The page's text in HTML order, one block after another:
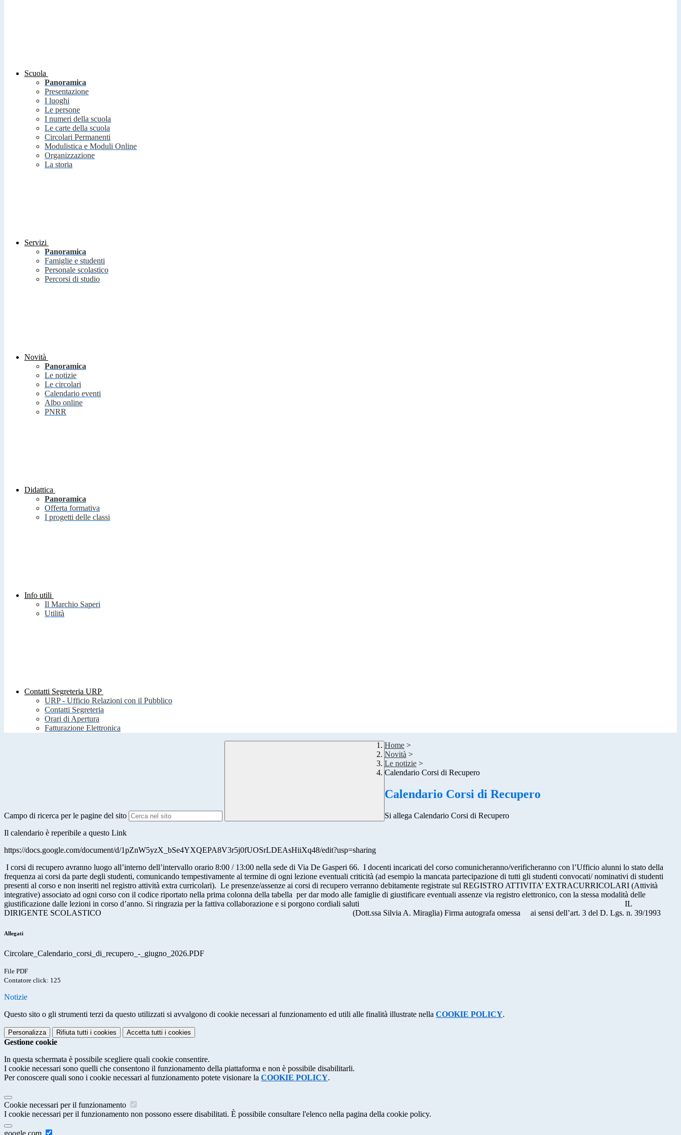
Scuola
Panoramica
Presentazione
I luoghi
Le persone
I numeri della scuola
Le carte della scuola
Circolari Permanenti
Modulistica e Moduli Online
Organizzazione
La storia
Servizi
Panoramica
Famiglie e studenti
Personale scolastico
Percorsi di studio
Novità
Panoramica
Le notizie
Le circolari
Calendario eventi
Albo online
PNRR
Didattica
Panoramica
Offerta formativa
I progetti delle classi
Info utili
Il Marchio Saperi
Utilità
Contatti Segreteria URP
URP - Ufficio Relazioni con il Pubblico
Contatti Segreteria
Orari di Apertura
Fatturazione Elettronica
Campo di ricerca per le pagine del sito
Home >
Novità >
Le notizie >
Calendario Corsi di Recupero
Calendario Corsi di Recupero
Si allega Calendario Corsi di Recupero
Il calendario è reperibile a questo Link
https://docs.google.com/document/d/1pZnW5yzX_bSe4YXQEPA8V3r5j0fUOSrLDEAsHiiXq48/edit?usp=sharing
I corsi di recupero avranno luogo all’interno dell’intervallo orario 8:00 / 13:00 nella sede di Via De Gasperi 66. I docenti incaricati del corso comunicheranno/verificheranno con l’Ufficio alunni lo stato della
frequenza ai corsi da parte degli studenti, comunicando tempestivamente al termine di ogni lezione eventuali criticità (ad esempio la mancata partecipazione di tutti gli studenti convocati/ nominativi di studenti
presenti al corso e non inseriti nel registro attività extra curricolari). Le presenze/assenze ai corsi di recupero verranno debitamente registrate sul REGISTRO ATTIVITA’ EXTRACURRICOLARI (Attività
integrative) associato ad ogni corso con il codice riportato nella prima colonna della tabella per dar modo alle famiglie di giustificare eventuali assenze via registro elettronico, con la stessa modalità delle
giustificazione dalle lezioni in corso d’anno. Si ringrazia per la fattiva collaborazione e si porgono cordiali saluti IL
DIRIGENTE SCOLASTICO (Dott.ssa Silvia A. Miraglia) Firma autografa omessa ai sensi dell’art. 3 del D. Lgs. n. 39/1993
Allegati
Circolare_Calendario_corsi_di_recupero_-_giugno_2026.PDF
File PDF
Contatore click: 125
Notizie
Questo sito o gli strumenti terzi da questo utilizzati si avvalgono di cookie necessari al funzionamento ed utili alle finalità illustrate nella COOKIE POLICY.
Personalizza Rifiuta tutti i cookies Accetta tutti i cookies
Gestione cookie
In questa schermata è possibile scegliere quali cookie consentire.
I cookie necessari sono quelli che consentono il funzionamento della piattaforma e non è possibile disabilitarli.
Per conoscere quali sono i cookie necessari al funzionamento potete visionare la COOKIE POLICY.
Cookie necessari per il funzionamento
I cookie necessari per il funzionamento non possono essere disabilitati. È possibile consultare l'elenco nella pagina della cookie policy.
google.com